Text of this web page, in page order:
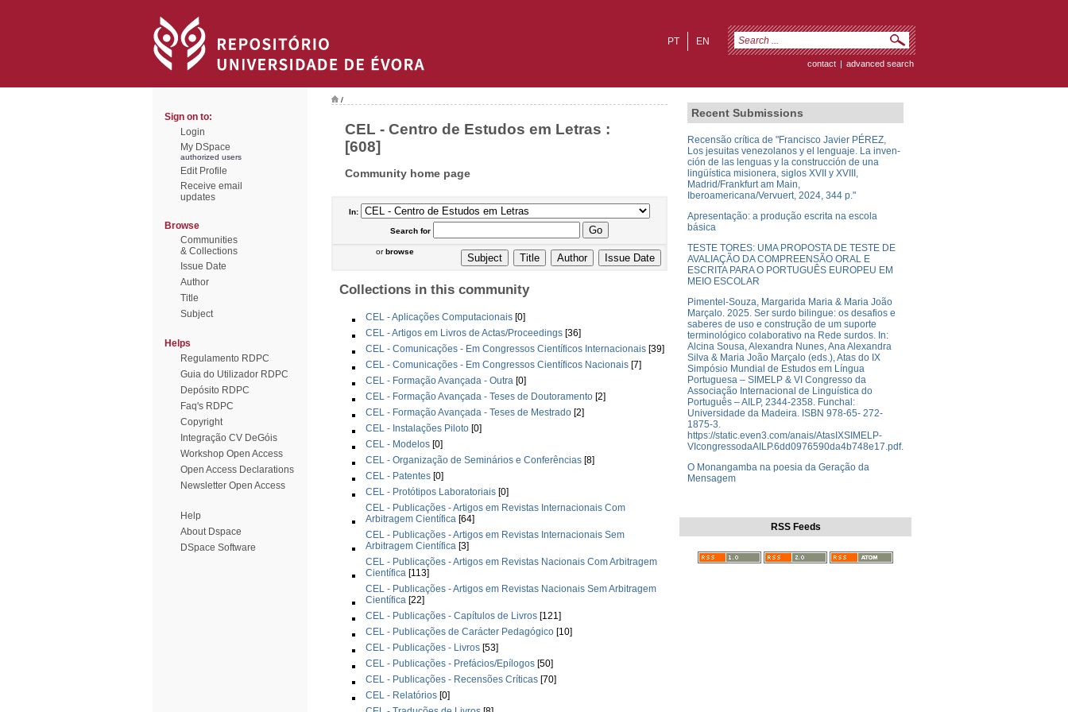
EN
PT
contact | advanced search
Sign on to:
Login
My DSpace
authorized users
Edit Profile
Receive email
updates
Browse
Communities
& Collections
Issue Date
Author
Title
Subject
Helps
Regulamento RDPC
Guia do Utilizador RDPC
Depósito RDPC
Faq's RDPC
Copyright
Integração CV DeGóis
Workshop Open Access
Open Access Declarations
Newsletter Open Access
Help
About Dspace
DSpace Software
/
CEL - Centro de Estudos em Letras :
[608]
Community home page
In:
Search for
orbrowse
Collections in this community
CEL - Aplicações Computacionais [0]
CEL - Artigos em Livros de Actas/Proceedings [36]
CEL - Comunicações - Em Congressos Científicos Internacionais [39]
CEL - Comunicações - Em Congressos Científicos Nacionais [7]
CEL - Formação Avançada - Outra [0]
CEL - Formação Avançada - Teses de Doutoramento [2]
CEL - Formação Avançada - Teses de Mestrado [2]
CEL - Instalações Piloto [0]
CEL - Modelos [0]
CEL - Organização de Seminários e Conferências [8]
CEL - Patentes [0]
CEL - Protótipos Laboratoriais [0]
CEL - Publicações - Artigos em Revistas Internacionais Com
Arbitragem Científica [64]
CEL - Publicações - Artigos em Revistas Internacionais Sem
Arbitragem Científica [3]
CEL - Publicações - Artigos em Revistas Nacionais Com Arbitragem
Científica [113]
CEL - Publicações - Artigos em Revistas Nacionais Sem Arbitragem
Científica [22]
CEL - Publicações - Capítulos de Livros [121]
CEL - Publicações de Carácter Pedagógico [10]
CEL - Publicações - Livros [53]
CEL - Publicações - Prefácios/Epílogos [50]
CEL - Publicações - Recensões Críticas [70]
CEL - Relatórios [0]
Recent Submissions
Recensão crítica de "Francisco Javier PÉREZ,
Los jesuitas venezolanos y el lenguaje. La inven-
ción de las lenguas y la construcción de una
lingüística misionera, siglos XVII y XVIII,
Madrid/Frankfurt am Main,
Iberoamericana/Vervuert, 2024, 344 p."
Apresentação: a produção escrita na escola
básica
TESTE TORES: UMA PROPOSTA DE TESTE DE
AVALIAÇÃO DA COMPREENSÃO ORAL E
ESCRITA PARA O PORTUGUÊS EUROPEU EM
MEIO ESCOLAR
Pimentel-Souza, Margarida Maria & Maria João
Marçalo. 2025. Ser surdo bilingue: os desafios e
saberes de uso e construção de um suporte
terminológico colaborativo na Rede surdos. In:
Alcina Sousa, Alexandra Nunes, Ana Alexandra
Silva & Maria João Marçalo (eds.), Atas do IX
Simpósio Mundial de Estudos em Língua
Portuguesa – SIMELP & VI Congresso da
Associação Internacional de Linguística do
Português – AILP, 2344-2358. Funchal:
Universidade da Madeira. ISBN 978-65- 272-
1875-3.
https://static.even3.com/anais/AtasIXSIMELP-
VIcongressodaAILP.6dd0976590da4b748e17.pdf.
O Monangamba na poesia da Geração da
Mensagem
RSS Feeds